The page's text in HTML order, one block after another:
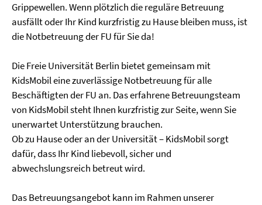
Grippewellen. Wenn plötzlich die reguläre Betreuung
ausfällt oder Ihr Kind kurzfristig zu Hause bleiben muss, ist
die Notbetreuung der FU für Sie da!
Die Freie Universität Berlin bietet gemeinsam mit
KidsMobil eine zuverlässige Notbetreuung für alle
Beschäftigten der FU an. Das erfahrene Betreuungsteam
von KidsMobil steht Ihnen kurzfristig zur Seite, wenn Sie
unerwartet Unterstützung brauchen.
Ob zu Hause oder an der Universität – KidsMobil sorgt
dafür, dass Ihr Kind liebevoll, sicher und
abwechslungsreich betreut wird.
Das Betreuungsangebot kann im Rahmen unserer